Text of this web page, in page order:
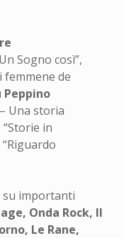
Sogno così”,
femmene de
Una storia
“Storie in
“Riguardo
su importanti
Onda Rock, Il
Le Rane,